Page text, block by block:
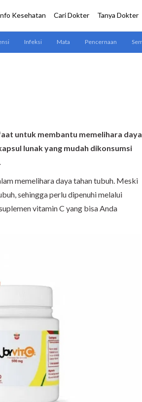
untuk membantu memelihara daya
lunak yang mudah dikonsumsi
memelihara daya tahan tubuh. Meski
sehingga perlu dipenuhi melalui
vitamin C yang bisa Anda